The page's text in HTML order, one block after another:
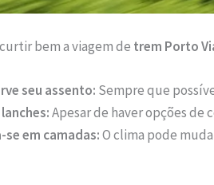
bem a viagem de trem Porto
seu assento: Sempre que
Apesar de haver opções de
se em camadas:O clima pode